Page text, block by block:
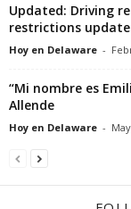
Updated: Driving
restrictions
Hoy en Delaware -
“Mi nombre es
Allende
Hoy en Delaware -